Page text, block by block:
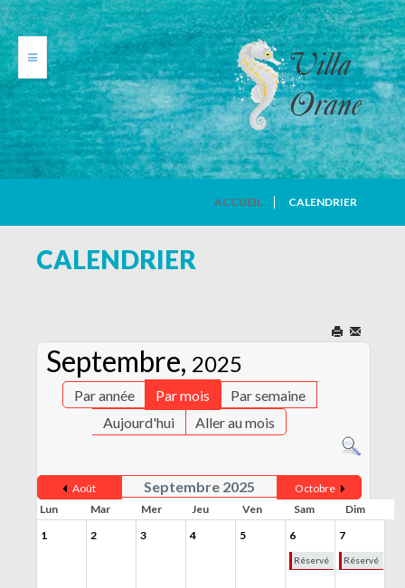
AVIS DE VACANCIERS
CONTACT
ACCUEIL CALENDRIER
CALENDRIER
Septembre, 2025
Par année Par mois
Par semaine
Aujourd'hui
Aller au mois
Août Septembre 2025
Octobre
Lun
Mar Mer Jeu Ven Sam
Dim
1
2 3 4 5 6
Réservé
7
Réservé